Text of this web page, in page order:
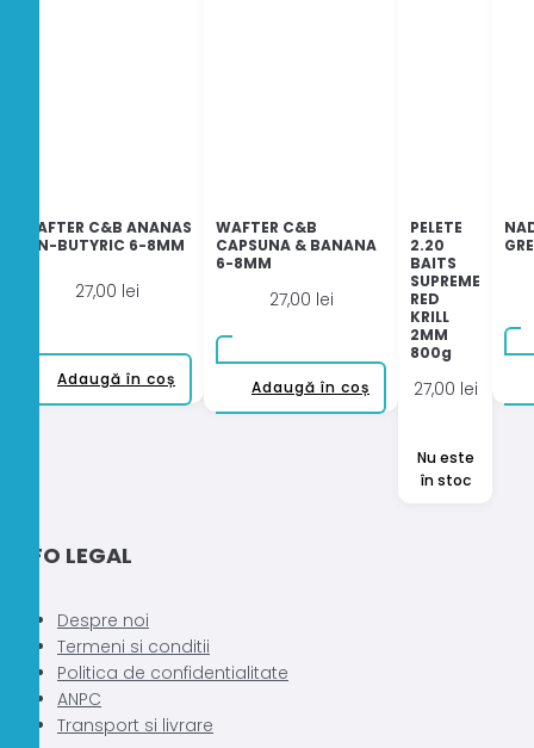
WAFTER C&B ANANAS
& N-BUTYRIC 6-8MM
27,00 lei
Adaugă în coș
WAFTER C&B
CAPSUNA & BANANA
6-8MM
27,00 lei
Adaugă în coș
PELETE
2.20
BAITS
SUPREME
RED
KRILL
2MM
800g
27,00 lei
Nu este
în stoc
INFO LEGAL
Despre noi
Termeni si conditii
Politica de confidentialitate
ANPC
Transport si livrare